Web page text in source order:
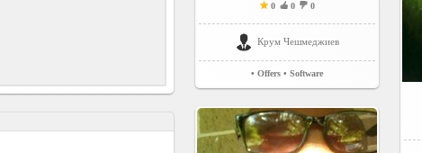
0 0 0
Крум Чешмеджиев
• Offers • Software